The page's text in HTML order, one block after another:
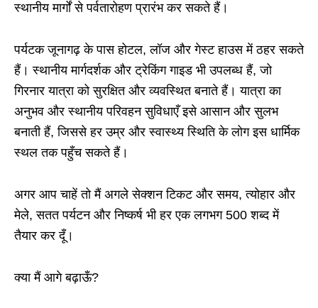
स्थानीय मार्गों से पर्वतारोहण प्रारंभ कर सकते हैं।
पर्यटक जूनागढ़ के पास होटल, लॉज और गेस्ट हाउस में ठहर सकते
हैं। स्थानीय मार्गदर्शक और ट्रेकिंग गाइड भी उपलब्ध हैं, जो
गिरनार यात्रा को सुरक्षित और व्यवस्थित बनाते हैं। यात्रा का
अनुभव और स्थानीय परिवहन सुविधाएँ इसे आसान और सुलभ
बनाती हैं, जिससे हर उम्र और स्वास्थ्य स्थिति के लोग इस धार्मिक
स्थल तक पहुँच सकते हैं।
अगर आप चाहें तो मैं अगले सेक्शन टिकट और समय, त्योहार और
मेले, सतत पर्यटन और निष्कर्ष भी हर एक लगभग 500 शब्द में
तैयार कर दूँ।
क्या मैं आगे बढ़ाऊँ?